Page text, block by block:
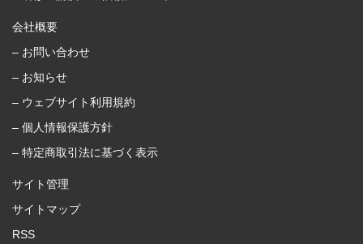
会社概要
– お問い合わせ
– お知らせ
– ウェブサイト利用規約
– 個人情報保護方針
– 特定商取引法に基づく表示
サイト管理
サイトマップ
RSS